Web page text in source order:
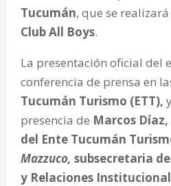
Tucumán, que se
Club All Boys.
La presentación oficial del
conferencia de prensa en
Tucumán Turismo (ETT),
presencia de Marcos
del Ente Tucumán
Mazzuco, subsecretaria
y Relaciones